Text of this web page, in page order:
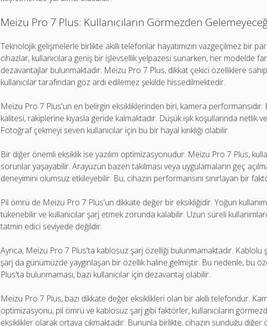
Meizu Pro 7 Plus: Kullanıcıların Görmezden
Teknolojik gelişmelerle birlikte akıllı telefonlar hayatımızın vazgeçilmez bir
cihazlar, kullanıcılara geniş bir işlevsellik yelpazesi sunarken, her modelde
dezavantajlar bulunmaktadır. Meizu Pro 7 Plus, dikkat çekici özelliklere
kullanıcılar tarafından göz ardı edilemez şekilde hissedilmektedir.
Meizu Pro 7 Plus'un en belirgin eksikliklerinden biri, kamera performansıdır.
kalitesi, rakiplerine kıyasla geride kalmaktadır. Düşük ışık koşullarında netlik
Fotoğraf çekmeyi seven kullanıcılar için bu bir hayal kırıklığı olabilir.
Bir diğer önemli eksiklik ise yazılım optimizasyonudur. Meizu Pro 7 Plus,
sorunlar yaşayabilir. Arayüzün bazen takılması veya uygulamaların geç
deneyimini olumsuz etkileyebilir. Bu, cihazın performansını sınırlayan bir
Pil ömrü de Meizu Pro 7 Plus'un dikkate değer bir eksikliğidir. Yoğun kullanım
tükenebilir ve kullanıcılar şarj etmek zorunda kalabilir. Uzun süreli
tatmin edici seviyede değildir.
Ayrıca, Meizu Pro 7 Plus'ta kablosuz şarj özelliği bulunmamaktadır. Kablolu
şarj da günümüzde yaygınlaşan bir özellik haline gelmiştir. Bu nedenle, bu
Plus'ta bulunmaması, bazı kullanıcılar için dezavantaj olabilir.
Meizu Pro 7 Plus, bazı dikkate değer eksiklikleri olan bir akıllı telefondur.
optimizasyonu, pil ömrü ve kablosuz şarj gibi faktörler, kullanıcıların
eksiklikler olarak ortaya çıkmaktadır. Bununla birlikte, cihazın sunduğu diğer